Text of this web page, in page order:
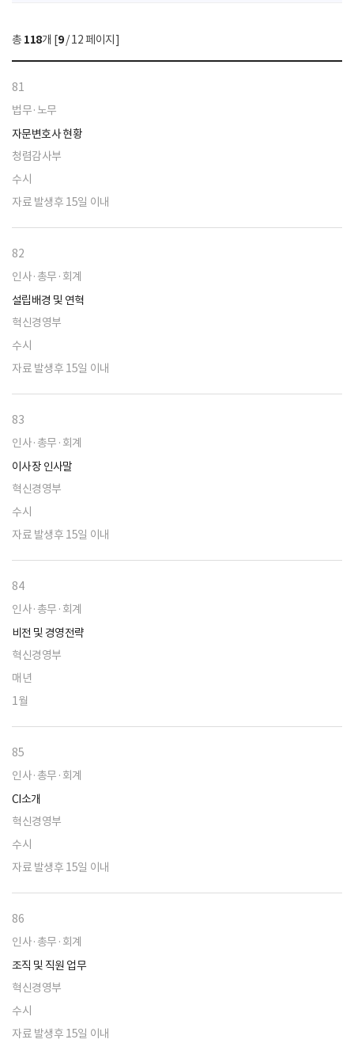
선
택
총 118개 [9/ 12 페이지]
81
법무·노무
자문변호사 현황
청렴감사부
수시
자료 발생후 15일 이내
82
인사·총무·회계
설립배경 및 연혁
혁신경영부
수시
자료 발생후 15일 이내
83
인사·총무·회계
이사장 인사말
혁신경영부
수시
자료 발생후 15일 이내
84
인사·총무·회계
비전 및 경영전략
혁신경영부
매년
1월
85
인사·총무·회계
CI소개
혁신경영부
수시
자료 발생후 15일 이내
86
인사·총무·회계
조직 및 직원 업무
혁신경영부
수시
자료 발생후 15일 이내